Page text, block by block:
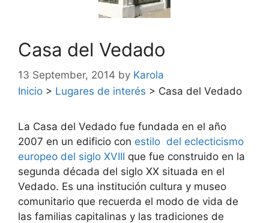
Casa del Vedado
13 September, 2014 by Karola
Inicio > Lugares de interés > Casa del Vedado
La Casa del Vedado fue fundada en el año
2007 en un edificio con estilo del eclecticismo
europeo del siglo XVIII que fue construido en la
segunda década del siglo XX situada en el
Vedado. Es una institución cultura y museo
comunitario que recuerda el modo de vida de
las familias capitalinas y las tradiciones de